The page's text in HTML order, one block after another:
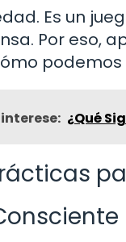
Es un
Por eso,
¿Qué